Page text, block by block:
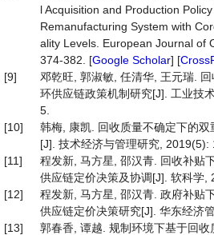
l Acquisition and Production
Remanufacturing System with
ality Levels. European Journal of
374-382. [Google Scholar] [
[9]
邓乾旺, 郭淑敏, 任清华, 王元瑞.
环供应链政策机制研究[J]. 工业技
5.
[10]
韩梅, 康凯. 回收质量不确定下的
[J]. 技术经济与管理研究, 2019(5):
[11]
程发新, 马方星, 邵汉青. 回收补贴
供应链定价决策及协调[J]. 软科学,
[12]
程发新, 马方星, 邵汉青. 政府补贴
供应链定价决策研究[J]. 华东经济
[13]
郭春香, 谭越. 规制环境下基于回